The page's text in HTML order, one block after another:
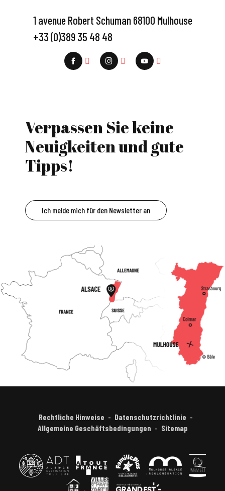
1 avenue Robert Schuman 68100 Mulhouse
+33 (0)389 35 48 48
Verpassen Sie keine
Neuigkeiten und gute
Tipps!
Ich melde mich für den Newsletter an
Rechtliche Hinweise
Datenschutzrichtlinie
Allgemeine Geschäftsbedingungen
Sitemap